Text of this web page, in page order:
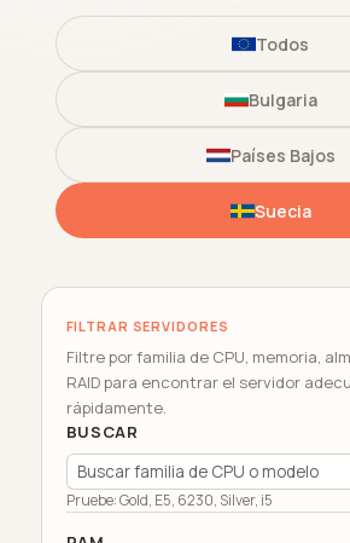
Todos
Bulgaria
Países Bajos
Suecia
FILTRAR SERVIDORES
Filtre por familia de CPU, memoria,
RAID para encontrar el servidor
rápidamente.
BUSCAR
Pruebe: Gold, E5, 6230, Silver, i5